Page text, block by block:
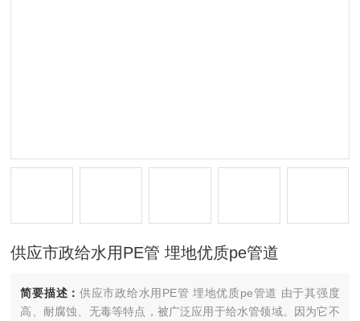
供应市政给水用PE管 埋地优质pe管道
简要描述： 供应市政给水用PE管 埋地优质pe管道 由于其强度
高、耐腐蚀、无毒等特点，被广泛应用于给水管领域。因为它不